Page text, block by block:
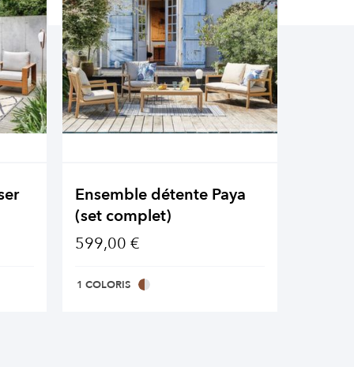
Ensemble détente Paya
(set complet)
599,00 €
1 COLORIS